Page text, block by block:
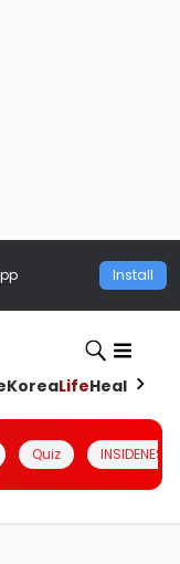
Install
KoreaLifeHealth
Quiz INSIDENESIA